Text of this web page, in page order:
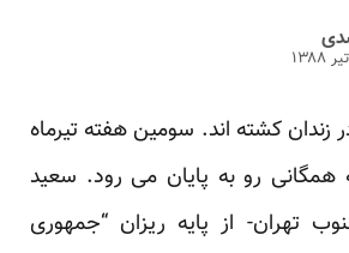
زندان کشته اند. سومین هفته تیرماه
همگانی رو به پایان می رود. سعید
تهران- از پایه ریزان “جمهوری